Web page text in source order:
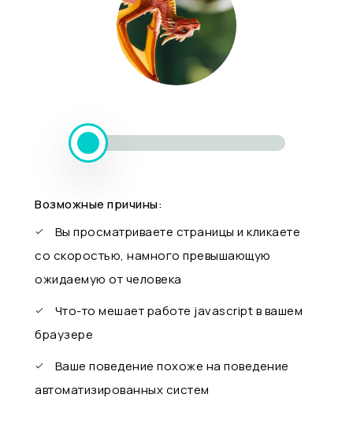
Возможные причины:
Вы просматриваете страницы и кликаете
со скоростью, намного превышающую
ожидаемую от человека
Что-то мешает работе javascript в вашем
браузере
Ваше поведение похоже на поведение
автоматизированных систем